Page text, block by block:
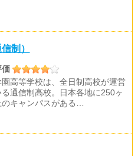
制）
価
園高等学校は、全日制高校が運営
る通信制高校。日本各地に250ヶ
のキャンパスがある…